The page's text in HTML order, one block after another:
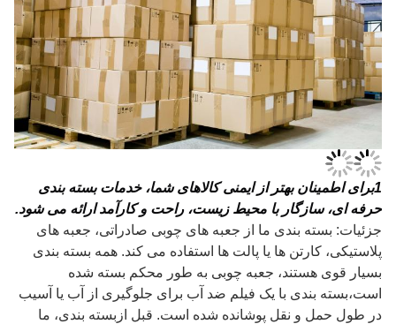
1برای اطمینان بهتر از ایمنی کالاهای شما، خدمات بسته بندی
حرفه ای، سازگار با محیط زیست، راحت و کارآمد ارائه می شود.
جزئیات: بسته بندی ما از جعبه های چوبی صادراتی، جعبه های
پلاستیکی، کارتن ها یا پالت ها استفاده می کند. همه بسته بندی
بسیار قوی هستند، جعبه چوبی به طور محکم بسته شده
است،بسته بندی با یک فیلم ضد آب برای جلوگیری از آب یا آسیب
در طول حمل و نقل پوشانده شده است. قبل از بسته بندی، ما